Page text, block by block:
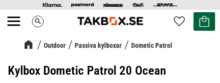
Meny search Favoriter
Kundvagn
Outdoor Passiva kylboxar Dometic Patrol
Kylbox Dometic Patrol 20 Ocean